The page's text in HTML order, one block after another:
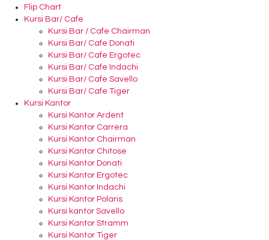
Flip Chart
Kursi Bar/ Cafe
Kursi Bar / Cafe Chairman
Kursi Bar/ Cafe Donati
Kursi Bar/ Cafe Ergotec
Kursi Bar/ Cafe Indachi
Kursi Bar/ Cafe Savello
Kursi Bar/ Cafe Tiger
Kursi Kantor
Kursi Kantor Ardent
Kursi Kantor Carrera
Kursi Kantor Chairman
Kursi Kantor Chitose
Kursi Kantor Donati
Kursi Kantor Ergotec
Kursi Kantor Indachi
Kursi Kantor Polaris
Kursi kantor Savello
Kursi Kantor Stramm
Kursi Kantor Tiger